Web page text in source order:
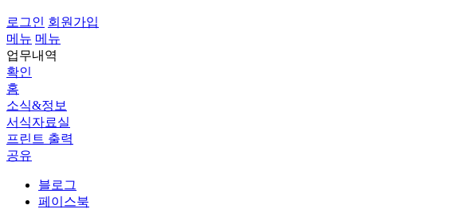
로그인 회원가입
메뉴 메뉴
업무내역
확인
홈
소식&정보
서식자료실
프린트 출력
공유
블로그
페이스북